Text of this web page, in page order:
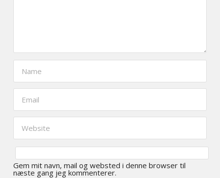
Gem mit navn, mail og websted i denne browser til
næste gang jeg kommenterer.